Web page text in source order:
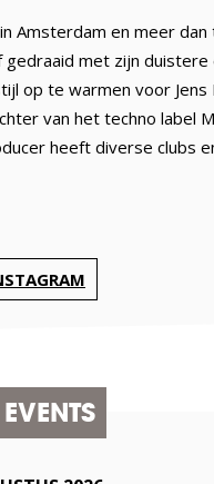
Amsterdam en meer
met zijn duistere
op te warmen voor
van het techno label
heeft diverse clubs